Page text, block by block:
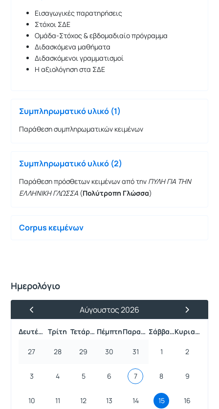
Εισαγωγικές παρατηρήσεις
Στόχοι ΣΔΕ
Ομάδα-Στόχος & εβδομαδιαίο πρόγραμμα
Διδασκόμενα μαθήματα
Διδασκόμενοι γραμματισμοί
Η αξιολόγηση στα ΣΔΕ
Συμπληρωματικό υλικό (1)
Παράθεση συμπληρωματικών κειμένων
Συμπληρωματικό υλικό (2)
Παράθεση πρόσθετων κειμένων από την ΠΥΛΗ ΓΙΑ ΤΗΝ
ΕΛΛΗΝΙΚΗ ΓΛΩΣΣΑ (Πολύτροπη Γλώσσα)
Corpus κειμένων
Ημερολόγιο
Προηγούμενος ΜήναςΑύγουστος 2026
Επόμενος
Δευτέρα Τρίτη Τετάρτη Πέμπτη Παρασκευή Σάββατο Κυριακή
27 28 29 30 31 1 2
3 4 5 6 7 8 9
10 11 12 13 14 15 16